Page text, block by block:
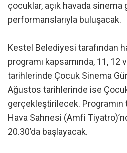
çocuklar, açık havada
performanslarıyla buluşacak.
Kestel Belediyesi tarafından
programı kapsamında, 11, 12
tarihlerinde Çocuk Sinema
Ağustos tarihlerinde ise
gerçekleştirilecek. Programın
Hava Sahnesi (Amfi
20.30’da başlayacak.